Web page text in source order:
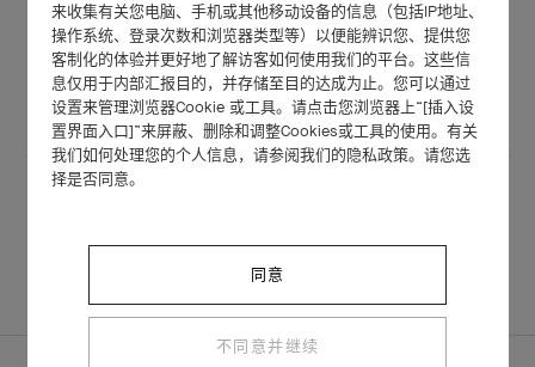
Flowerlace系列胸针吊坠的
制作工艺
来收集有关您电脑、手机或其他移动设备的信息（包括IP地址、
操作系统、登录次数和浏览器类型等）以便能辨识您、提供您
客制化的体验并更好地了解访客如何使用我们的平台。这些信
息仅用于内部汇报目的，并存储至目的达成为止。您可以通过
设置来管理浏览器Cookie 或工具。请点击您浏览器上“[插入设
置界面入口]”来屏蔽、删除和调整Cookies或工具的使用。有关
我们如何处理您的个人信息，请参阅我们的隐私政策。请您选
择是否同意。
同意
不同意并继续